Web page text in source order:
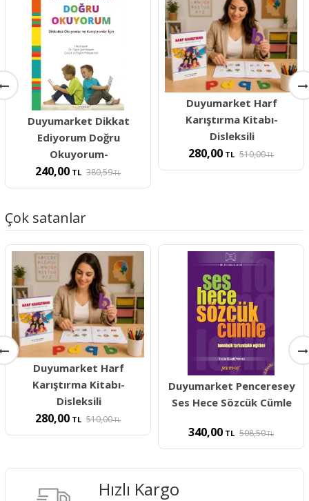
Duyumarket Dikkat
Ediyorum Doğru
Okuyorum-
240,00 TL 380,59TL
Duyumarket Harf
Karıştırma Kitabı-
Disleksili
280,00 TL 510,00TL
Çok satanlar
Duyumarket Harf
Karıştırma Kitabı-
Disleksili
280,00 TL 510,00TL
Duyumarket Penceresey
Ses Hece Sözcük Cümle
340,00 TL 508,50TL
Hızlı Kargo